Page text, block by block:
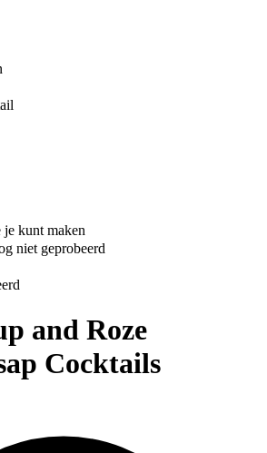
kunt maken
niet geprobeerd
and Roze
Cocktails